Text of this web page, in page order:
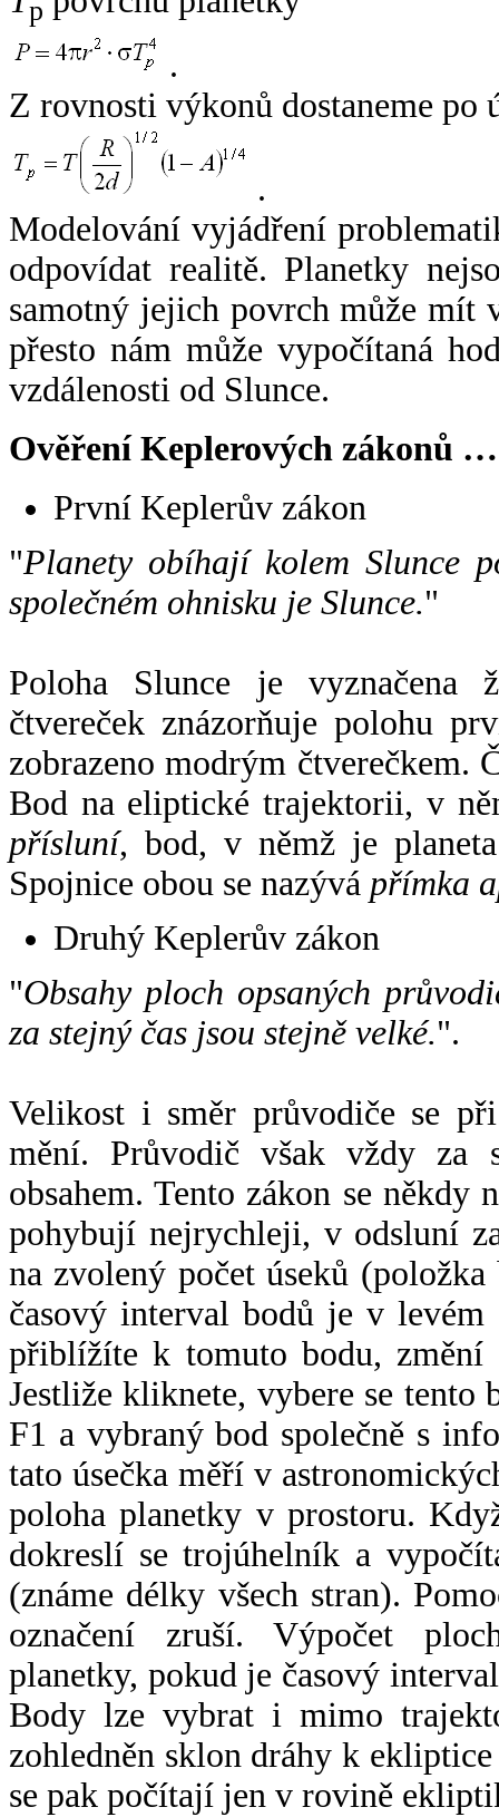
p
.
Z rovnosti výkonů dostaneme po
.
Modelování vyjádření
odpovídat realitě. Planetky
samotný jejich povrch může mít
přesto nám může vypočítaná
vzdálenosti od Slunce.
Ověření Keplerových zákonů …
První Keplerův zákon
"Planety obíhají kolem Slunce
společném ohnisku je Slunce."
Poloha Slunce je vyznačena
čtvereček znázorňuje polohu
zobrazeno modrým čtverečkem.
Bod na eliptické trajektorii, v
přísluní, bod, v němž je
Spojnice obou se nazývá přímka
Druhý Keplerův zákon
"Obsahy ploch opsaných
za stejný čas jsou stejně velké.".
Velikost i směr průvodiče se
mění. Průvodič však vždy za
obsahem. Tento zákon se někdy
pohybují nejrychleji, v odsluní
na zvolený počet úseků
časový interval bodů je v
přiblížíte k tomuto bodu,
Jestliže kliknete, vybere se tento
F1 a vybraný bod společně s
tato úsečka měří v
poloha planetky v prostoru.
dokreslí se trojúhelník a
(známe délky všech stran).
označení zruší. Výpočet
planetky, pokud je časový
Body lze vybrat i mimo
zohledněn sklon dráhy k
se pak počítají jen v rovině